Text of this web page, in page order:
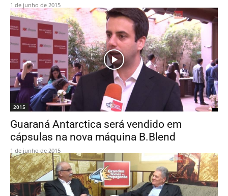
1 de junho de 2015
2015
Guaraná Antarctica será vendido em
cápsulas na nova máquina B.Blend
1 de junho de 2015